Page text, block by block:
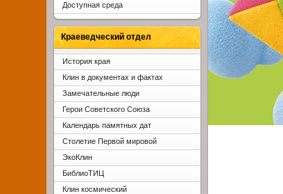
Доступная среда
Краеведческий отдел
История края
Клин в документах и фактах
Замечательные люди
Герои Советского Союза
Календарь памятных дат
Столетие Первой мировой
ЭкоКлин
БиблиоТИЦ
Клин космический